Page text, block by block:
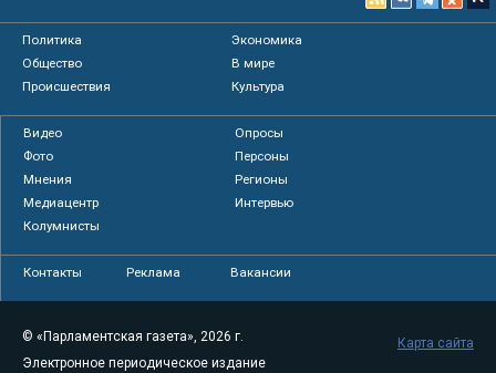
Политика
Экономика
Общество
В мире
Происшествия
Культура
Видео
Опросы
Фото
Персоны
Мнения
Регионы
Медиацентр
Интервью
Колумнисты
Контакты Реклама Вакансии
© «Парламентская газета», 2026 г.
Электронное периодическое издание
Карта сайта